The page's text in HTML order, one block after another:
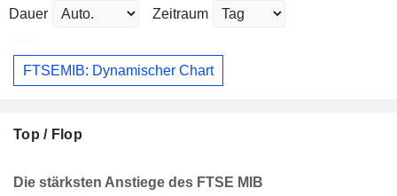
Dauer Zeitraum
FTSEMIB: Dynamischer Chart
Top / Flop
Die stärksten Anstiege des FTSE MIB